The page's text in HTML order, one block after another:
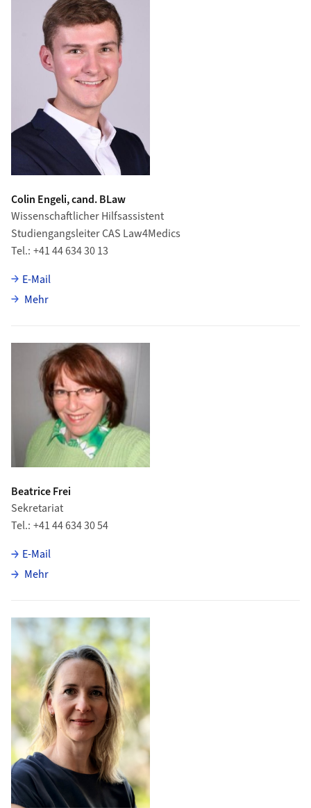
Colin Engeli, cand. BLaw
Wissenschaftlicher Hilfsassistent
Studiengangsleiter CAS Law4Medics
Tel. +41 44 634 30 13
E-Mail
Mehrüber Colin Engeli
Beatrice Frei
Sekretariat
Tel. +41 44 634 30 54
E-Mail
Mehrüber Beatrice Frei